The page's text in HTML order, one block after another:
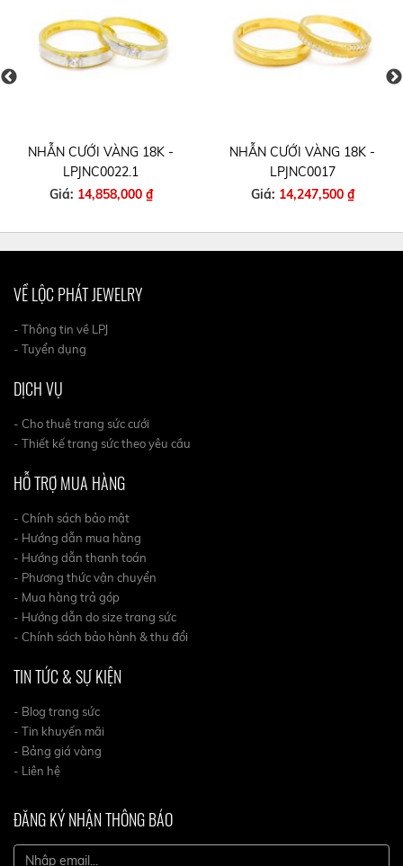
NHẪN CƯỚI VÀNG 18K -
LPJNC0022.1
Giá: 14,858,000 ₫
NHẪN CƯỚI VÀNG 18K -
LPJNC0017
Giá: 14,247,500 ₫
VỀ LỘC PHÁT JEWELRY
- Thông tin về LPJ
- Tuyển dụng
DỊCH VỤ
- Cho thuê trang sức cưới
- Thiết kế trang sức theo yêu cầu
HỖ TRỢ MUA HÀNG
- Chính sách bảo mật
- Hướng dẫn mua hàng
- Hướng dẫn thanh toán
- Phương thức vận chuyển
- Mua hàng trả góp
- Hướng dẫn do size trang sức
- Chính sách bảo hành & thu đổi
TIN TỨC & SỰ KIỆN
- Blog trang sức
- Tin khuyến mãi
- Bảng giá vàng
- Liên hệ
ĐĂNG KÝ NHẬN THÔNG BÁO